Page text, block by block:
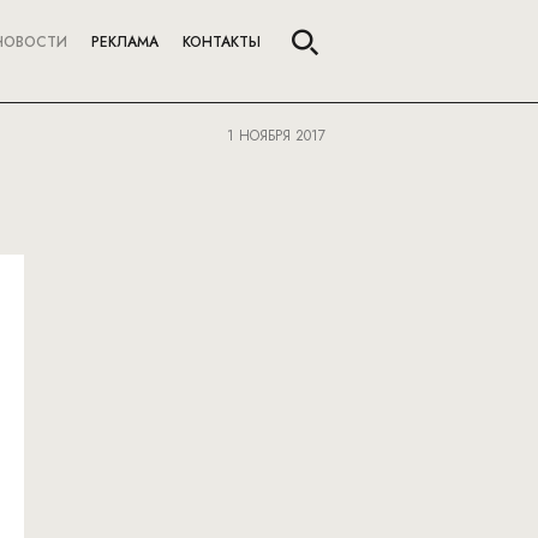
РЕКЛАМА КОНТАКТЫ
1 НОЯБРЯ 2017